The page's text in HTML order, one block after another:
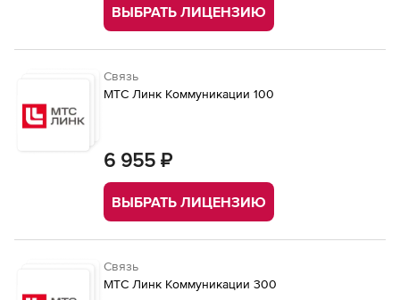
ВЫБРАТЬ ЛИЦЕНЗИЮ
Связь
МТС Линк Коммуникации 100
6 955 ₽
ВЫБРАТЬ ЛИЦЕНЗИЮ
Связь
МТС Линк Коммуникации 300